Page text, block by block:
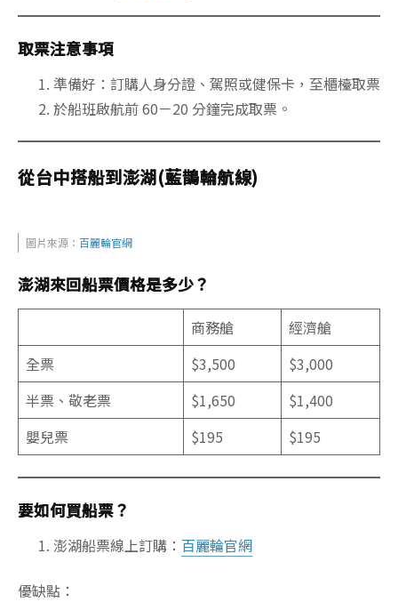
取票注意事項
準備好：訂購人身分證、駕照或健保卡，至櫃檯取票
於船班啟航前 60－20 分鐘完成取票。
從台中搭船到澎湖(藍鵲輪航線)
圖片來源： 百麗輪官網
澎湖來回船票價格是多少？
商務艙
經濟艙
全票
$3,500
$3,000
半票、敬老票
$1,650
$1,400
嬰兒票
$195 $195
要如何買船票？
澎湖船票線上訂購： 百麗輪官網
優缺點：